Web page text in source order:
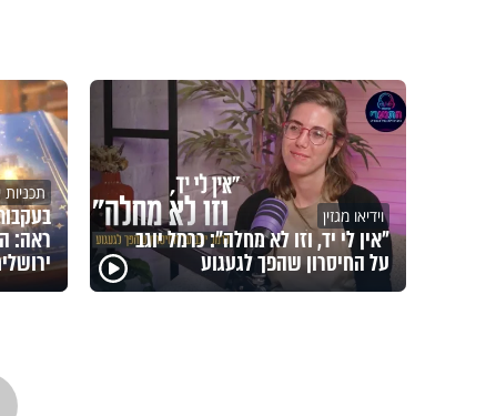
וידיאו מגזין
"אין לי יד, וזו לא מחלה": כרמל יוגב
על החיסרון שהפך לגעגוע
תכניות
ראה: